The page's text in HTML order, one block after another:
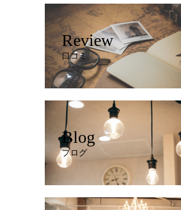
Review
口コミ
Blog
ブログ